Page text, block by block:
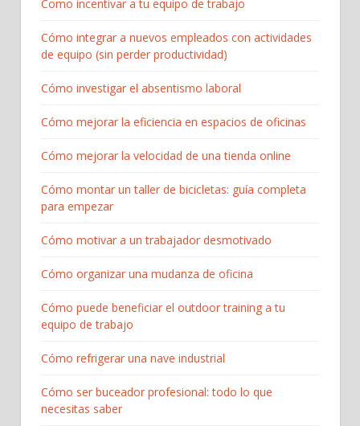
Como incentivar a tu equipo de trabajo
Cómo integrar a nuevos empleados con actividades
de equipo (sin perder productividad)
Cómo investigar el absentismo laboral
Cómo mejorar la eficiencia en espacios de oficinas
Cómo mejorar la velocidad de una tienda online
Cómo montar un taller de bicicletas: guía completa
para empezar​
Cómo motivar a un trabajador desmotivado
Cómo organizar una mudanza de oficina
Cómo puede beneficiar el outdoor training a tu
equipo de trabajo
Cómo refrigerar una nave industrial
Cómo ser buceador profesional: todo lo que
necesitas saber